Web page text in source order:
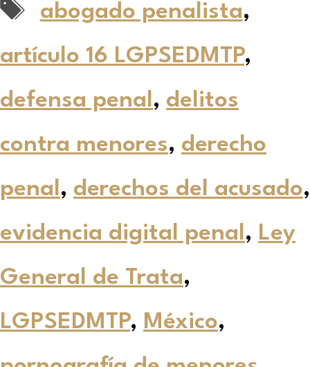
abogado penalista,
artículo 16 LGPSEDMTP,
defensa penal, delitos
contra menores, derecho
penal, derechos del acusado,
evidencia digital penal, Ley
General de Trata,
LGPSEDMTP, México,